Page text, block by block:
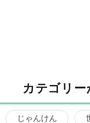
カテゴリ
じゃんけん